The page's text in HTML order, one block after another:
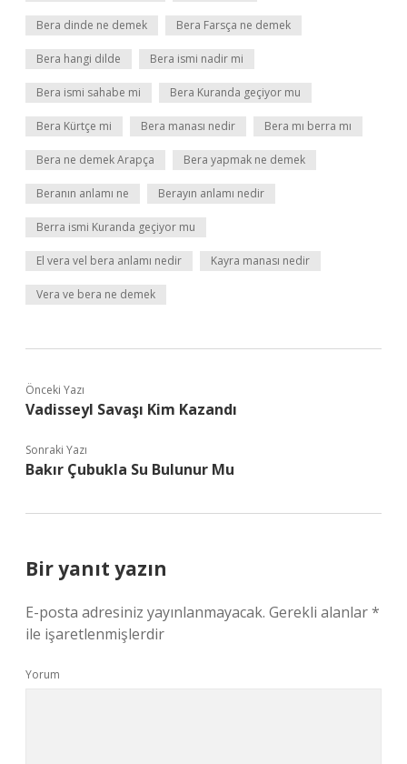
Bera dinde ne demek Bera Farsça ne demek
Bera hangi dilde Bera ismi nadir mi
Bera ismi sahabe mi Bera Kuranda geçiyor mu
Bera Kürtçe mi Bera manası nedir Bera mı berra mı
Bera ne demek Arapça Bera yapmak ne demek
Beranın anlamı ne Berayın anlamı nedir
Berra ismi Kuranda geçiyor mu
El vera vel bera anlamı nedir Kayra manası nedir
Vera ve bera ne demek
Önceki Yazı
Vadisseyl Savaşı Kim Kazandı
Sonraki Yazı
Bakır Çubukla Su Bulunur Mu
Bir yanıt yazın
E-posta adresiniz yayınlanmayacak. Gerekli alanlar*
ile işaretlenmişlerdir
Yorum